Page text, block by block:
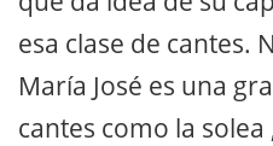
esa clase de cantes.
María José es una
cantes como la